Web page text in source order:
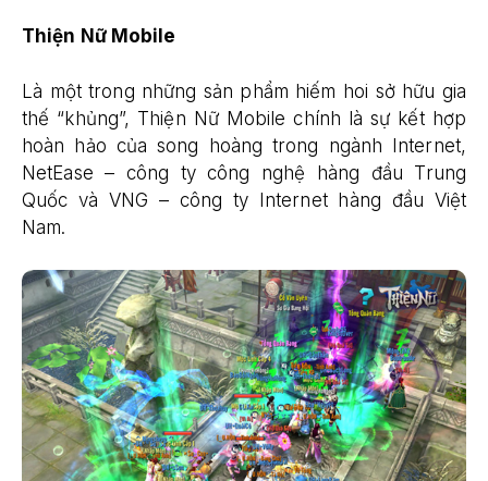
Thiện Nữ Mobile
Là một trong những sản phẩm hiếm hoi sở hữu gia
thế “khủng”, Thiện Nữ Mobile chính là sự kết hợp
hoàn hảo của song hoàng trong ngành Internet,
NetEase – công ty công nghệ hàng đầu Trung
Quốc và VNG – công ty Internet hàng đầu Việt
Nam.